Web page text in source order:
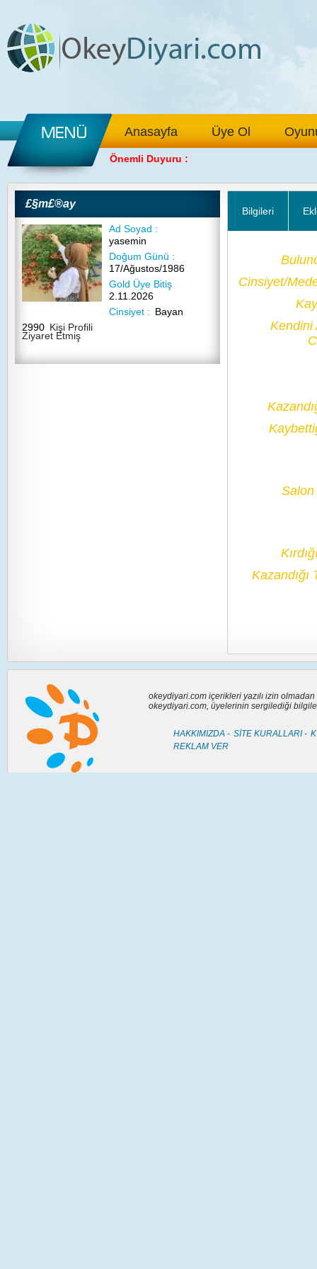
Anasayfa Üye Ol
Önemli Duyuru :
£§m£®ay
Ad Soyad :
yasemin
Doğum Günü :
17/Ağustos/1986
Gold Üye Bitiş
2.11.2026
Cinsiyet : Bayan
2990 Kişi Profili
Ziyaret Etmiş
Bilgileri
Cinsiyet/
Kendini
Kazandığı
okeydiyari.com içerikleri yazılı izin
okeydiyari.com, üyelerinin sergilediği
HAKKIMIZDA - SİTE KURALLARI -
REKLAM VER